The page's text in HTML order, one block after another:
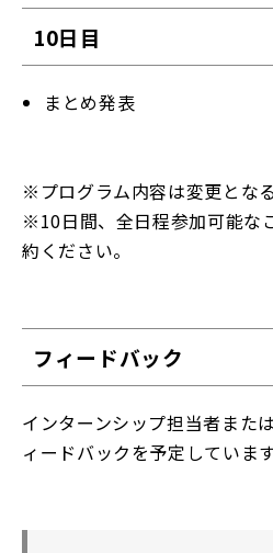
10日目
まとめ発表
※プログラム内容は変更とな
※10日間、全日程参加可能な
約ください。
フィードバック
インターンシップ担当者また
ィードバックを予定しています